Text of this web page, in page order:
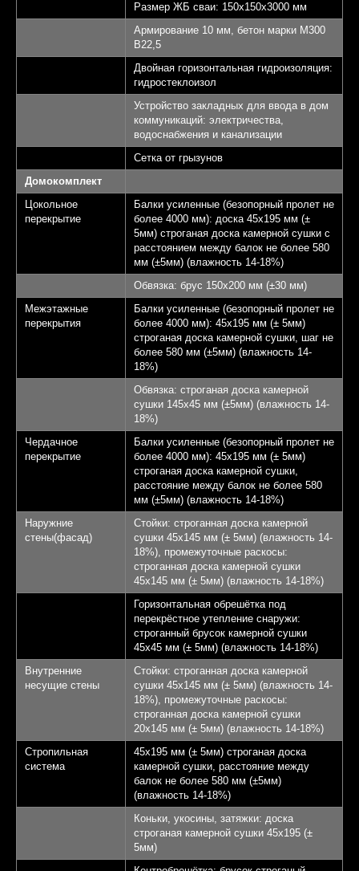
Размер ЖБ сваи: 150х150х3000 мм
Армирование 10 мм, бетон марки М300
B22,5
Двойная горизонтальная гидроизоляция:
гидростеклоизол
Устройство закладных для ввода в дом
коммуникаций: электричества,
водоснабжения и канализации
Сетка от грызунов
Домокомплект
Цокольное
перекрытие
Балки усиленные (безопорный пролет не
более 4000 мм): доска 45х195 мм (±
5мм) строганая доска камерной сушки с
расстоянием между балок не более 580
мм (±5мм) (влажность 14-18%)
Обвязка: брус 150х200 мм (±30 мм)
Межэтажные
перекрытия
Балки усиленные (безопорный пролет не
более 4000 мм): 45х195 мм (± 5мм)
строганая доска камерной сушки, шаг не
более 580 мм (±5мм) (влажность 14-
18%)
Обвязка: строганая доска камерной
сушки 145х45 мм (±5мм) (влажность 14-
18%)
Чердачное
перекрытие
Балки усиленные (безопорный пролет не
более 4000 мм): 45х195 мм (± 5мм)
строганая доска камерной сушки,
расстояние между балок не более 580
мм (±5мм) (влажность 14-18%)
Наружние
стены(фасад)
Стойки: строганная доска камерной
сушки 45х145 мм (± 5мм) (влажность 14-
18%), промежуточные раскосы:
строганная доска камерной сушки
45х145 мм (± 5мм) (влажность 14-18%)
Горизонтальная обрешётка под
перекрёстное утепление снаружи:
строганный брусок камерной сушки
45х45 мм (± 5мм) (влажность 14-18%)
Внутренние
несущие стены
Стойки: строганная доска камерной
сушки 45х145 мм (± 5мм) (влажность 14-
18%), промежуточные раскосы:
строганная доска камерной сушки
20х145 мм (± 5мм) (влажность 14-18%)
Стропильная
система
45х195 мм (± 5мм) строганая доска
камерной сушки, расстояние между
балок не более 580 мм (±5мм)
(влажность 14-18%)
Коньки, укосины, затяжки: доска
строганая камерной сушки 45х195 (±
5мм)